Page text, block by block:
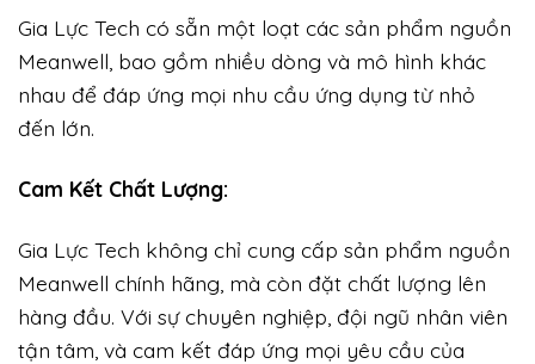
Gia Lực Tech có sẵn một loạt các sản phẩm nguồn
Meanwell, bao gồm nhiều dòng và mô hình khác
nhau để đáp ứng mọi nhu cầu ứng dụng từ nhỏ
đến lớn.
Cam Kết Chất Lượng:
Gia Lực Tech không chỉ cung cấp sản phẩm nguồn
Meanwell chính hãng, mà còn đặt chất lượng lên
hàng đầu. Với sự chuyên nghiệp, đội ngũ nhân viên
tận tâm, và cam kết đáp ứng mọi yêu cầu của